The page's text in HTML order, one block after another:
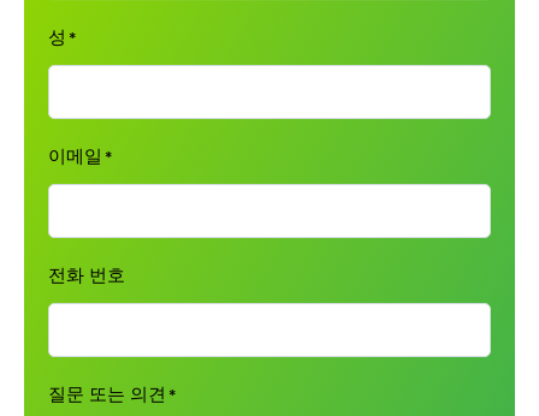
성 *
이메일 *
전화 번호
질문 또는 의견 *